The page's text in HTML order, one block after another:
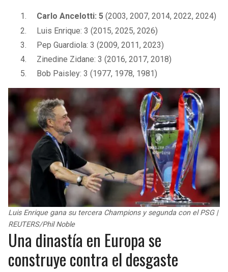
Carlo Ancelotti: 5 (2003, 2007, 2014, 2022, 2024)
Luis Enrique: 3 (2015, 2025, 2026)
Pep Guardiola: 3 (2009, 2011, 2023)
Zinedine Zidane: 3 (2016, 2017, 2018)
Bob Paisley: 3 (1977, 1978, 1981)
Luis Enrique gana su tercera Champions y segunda con el PSG |
REUTERS/Phil Noble
Una dinastía en Europa se
construye contra el desgaste